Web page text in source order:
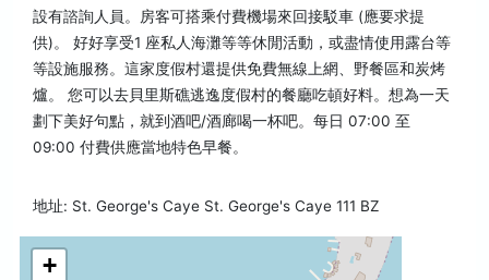
設有諮詢人員。房客可搭乘付費機場來回接駁車 (應要求提
供)。 好好享受1 座私人海灘等等休閒活動，或盡情使用露台等
等設施服務。這家度假村還提供免費無線上網、野餐區和炭烤
爐。 您可以去貝里斯礁逃逸度假村的餐廳吃頓好料。想為一天
劃下美好句點，就到酒吧/酒廊喝一杯吧。每日 07:00 至
09:00 付費供應當地特色早餐。
地址: St. George's Caye St. George's Caye 111 BZ
+